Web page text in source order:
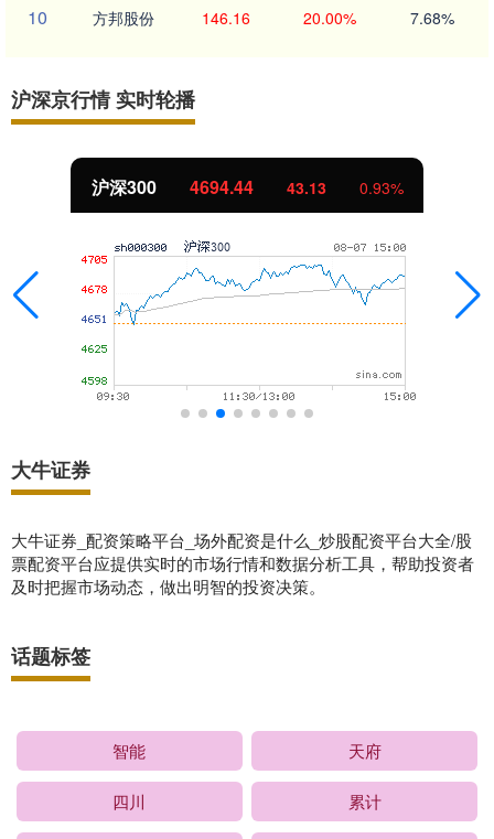
10 方邦股份 146.16 20.00% 7.68%
沪深京行情 实时轮播
沪深300 4694.44 43.13 0.93%
大牛证券
大牛证券_配资策略平台_场外配资是什么_炒股配资平台大全/股
票配资平台应提供实时的市场行情和数据分析工具，帮助投资者
及时把握市场动态，做出明智的投资决策。
话题标签
智能 天府
四川 累计